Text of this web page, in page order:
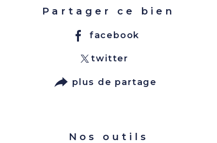
Partager ce bien
facebook
twitter
plus de partage
Nos outils